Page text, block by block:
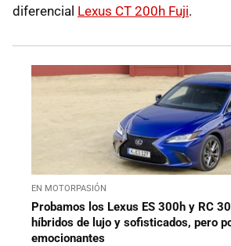
diferencial Lexus CT 200h Fuji.
EN MOTORPASIÓN
Probamos los Lexus ES 300h y RC
híbridos de lujo y sofisticados, pero
emocionantes